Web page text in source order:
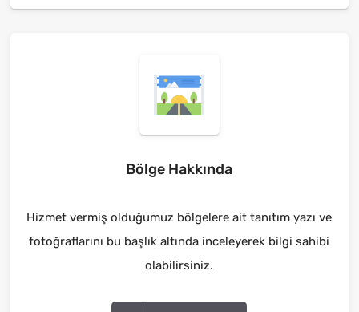
Bölge Hakkında
Hizmet vermiş olduğumuz bölgelere ait tanıtım yazı ve
fotoğraflarını bu başlık altında inceleyerek bilgi sahibi
olabilirsiniz.